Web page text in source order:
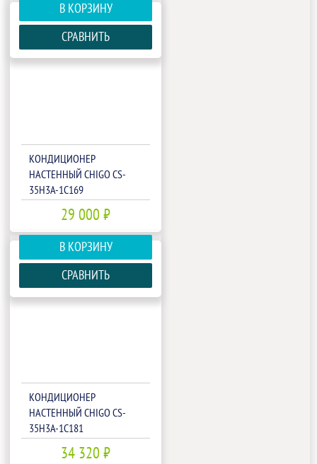
В КОРЗИНУ
СРАВНИТЬ
КОНДИЦИОНЕР
НАСТЕННЫЙ CHIGO CS-
35H3A-1C169
29 000 ₽
В КОРЗИНУ
СРАВНИТЬ
КОНДИЦИОНЕР
НАСТЕННЫЙ CHIGO CS-
35H3A-1C181
34 320 ₽